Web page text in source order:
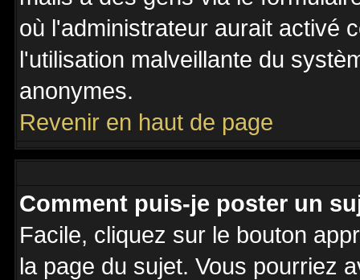
où l'administrateur aurait activé
l'utilisation malveillante du
anonymes.
Revenir en haut de page
Comment puis-je poster un
Facile, cliquez sur le bouton
la page du sujet. Vous pourriez